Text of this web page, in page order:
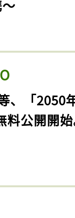
、「2050
料公開開